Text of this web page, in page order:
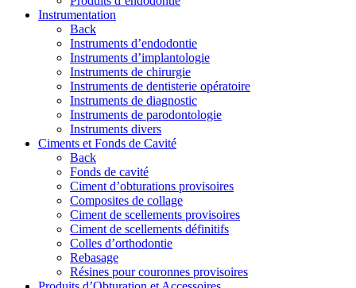
Instrumentation
Back
Instruments d’endodontie
Instruments d’implantologie
Instruments de chirurgie
Instruments de dentisterie opératoire
Instruments de diagnostic
Instruments de parodontologie
Instruments divers
Ciments et Fonds de Cavité
Back
Fonds de cavité
Ciment d’obturations provisoires
Composites de collage
Ciment de scellements provisoires
Ciment de scellements définitifs
Colles d’orthodontie
Rebasage
Résines pour couronnes provisoires